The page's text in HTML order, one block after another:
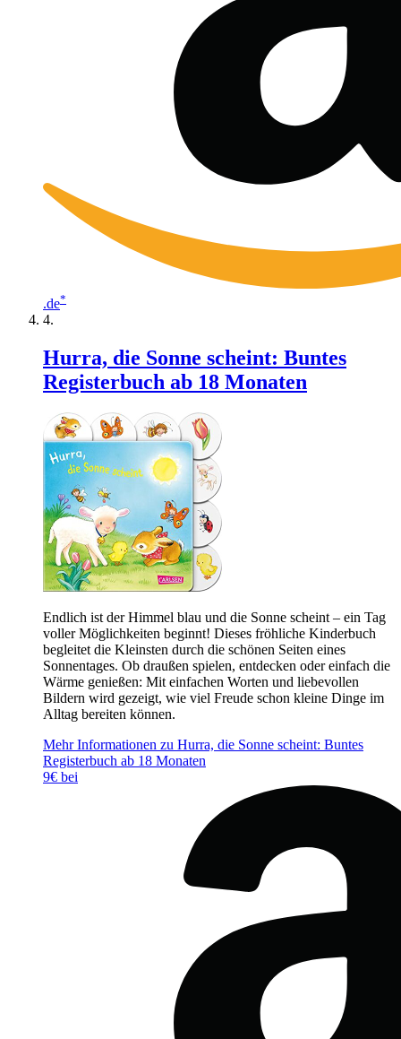
.de*
Hurra, die Sonne scheint: Buntes
Registerbuch ab 18 Monaten
Endlich ist der Himmel blau und die Sonne scheint – ein Tag
voller Möglichkeiten beginnt! Dieses fröhliche Kinderbuch
begleitet die Kleinsten durch die schönen Seiten eines
Sonnentages. Ob draußen spielen, entdecken oder einfach die
Wärme genießen: Mit einfachen Worten und liebevollen
Bildern wird gezeigt, wie viel Freude schon kleine Dinge im
Alltag bereiten können.
Mehr Informationen zu Hurra, die Sonne scheint: Buntes
Registerbuch ab 18 Monaten
9€ bei